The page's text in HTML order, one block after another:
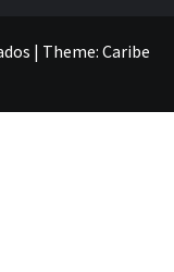
| Theme: Caribe